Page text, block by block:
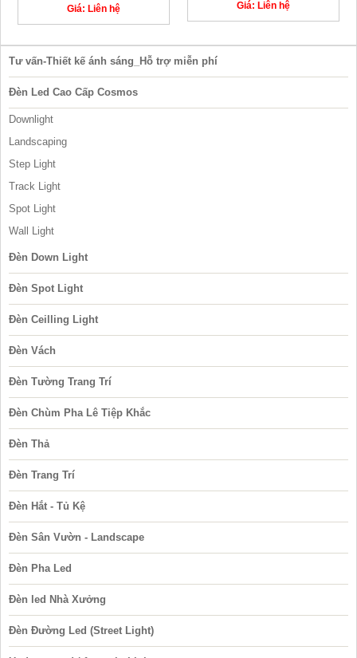
Giá: Liên hệ Giá: Liên hệ
Tư vấn-Thiết kế ánh sáng_Hỗ trợ miễn phí
Đèn Led Cao Cấp Cosmos
Downlight
Landscaping
Step Light
Track Light
Spot Light
Wall Light
Đèn Down Light
Đèn Spot Light
Đèn Ceilling Light
Đèn Vách
Đèn Tường Trang Trí
Đèn Chùm Pha Lê Tiệp Khắc
Đèn Thả
Đèn Trang Trí
Đèn Hắt - Tủ Kệ
Đèn Sân Vườn - Landscape
Đèn Pha Led
Đèn led Nhà Xưởng
Đèn Đường Led (Street Light)